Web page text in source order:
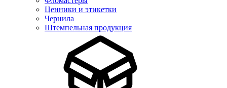
Ценники и этикетки
Чернила
Штемпельная продукция